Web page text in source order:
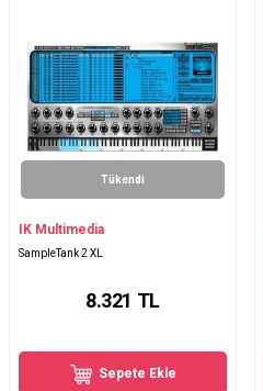
Tükendi
IK Multimedia
SampleTank 2 XL
8.321 TL
Sepete Ekle